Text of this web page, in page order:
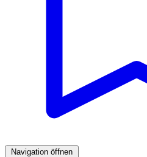
Navigation öffnen